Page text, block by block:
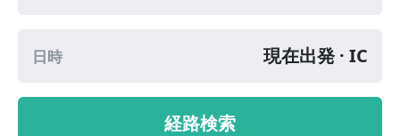
日時 現在出発 · IC
経路検索